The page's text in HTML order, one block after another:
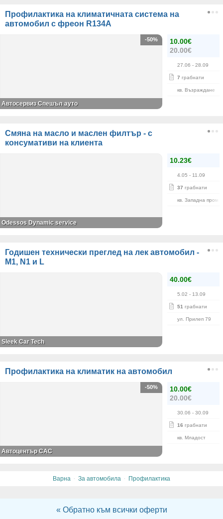
Профилактика на климатичната система на
автомобил с фреон R134А
10.00€
20.00€
27.06 - 28.09
7 грабнати
кв. Възраждане
-50%
Автосервиз Спешъл ауто
Смяна на масло и маслен филтър - с
консумативи на клиента
10.23€
4.05 - 11.09
37 грабнати
кв. Западна пром.
Odessos Dynamic service
Годишен технически преглед на лек автомобил -
M1, N1 и L
40.00€
5.02 - 13.09
51 грабнати
ул. Прилеп 79
Sleek Car Tech
Профилактика на климатик на автомобил
10.00€
20.00€
30.06 - 30.09
16 грабнати
кв. Младост
-50%
Автоцентър САС
Варна · За автомобила · Профилактика
« Обратно към всички оферти